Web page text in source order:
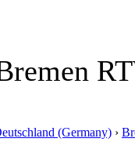
(Germany) ›